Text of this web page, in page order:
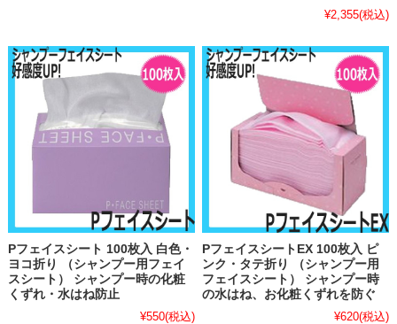
¥2,355(税込)
Pフェイスシート 100枚入 白色・
ヨコ折り （シャンプー用フェイ
スシート） シャンプー時の化粧
くずれ・水はね防止
¥550(税込)
PフェイスシートEX 100枚入 ピ
ンク・タテ折り （シャンプー用
フェイスシート） シャンプー時
の水はね、お化粧くずれを防ぐ
¥620(税込)